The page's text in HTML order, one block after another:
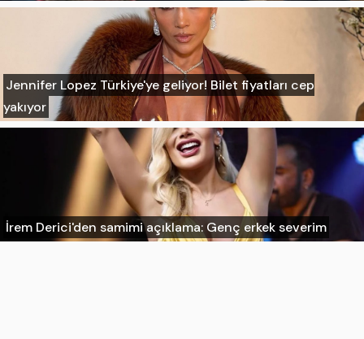
Jennifer Lopez Türkiye'ye geliyor! Bilet fiyatları cep
yakıyor
İrem Derici'den samimi açıklama: Genç erkek severim